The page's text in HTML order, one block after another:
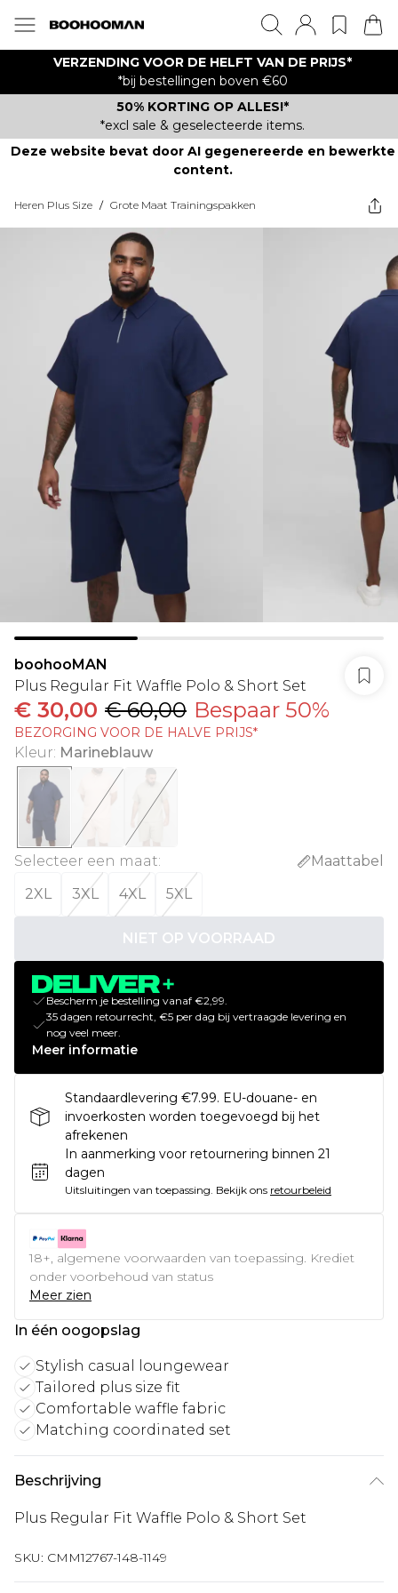
VERZENDING VOOR DE HELFT VAN DE PRIJS*
*bij bestellingen boven €60
50% KORTING OP ALLES!*
*excl sale & geselecteerde items.
Deze website bevat door AI gegenereerde en bewerkte
content.
Heren Plus Size / Grote Maat Trainingspakken
boohooMAN
Plus Regular Fit Waffle Polo & Short Set
€ 30,00 € 60,00 Bespaar 50%
BEZORGING VOOR DE HALVE PRIJS*
Kleur: Marineblauw
Selecteer een maat:
Maattabel
2XL
3XL 4XL 5XL
NIET OP VOORRAAD
Bescherm je bestelling vanaf €2,99.
35 dagen retourrecht, €5 per dag bij vertraagde levering en
nog veel meer.
Meer informatie
Standaardlevering €7.99. EU-douane- en
invoerkosten worden toegevoegd bij het
afrekenen
In aanmerking voor retournering binnen 21
dagen
Uitsluitingen van toepassing. Bekijk ons retourbeleid
18+, algemene voorwaarden van toepassing. Krediet
onder voorbehoud van status
Meer zien
In één oogopslag
Stylish casual loungewear
Tailored plus size fit
Comfortable waffle fabric
Matching coordinated set
Beschrijving
Plus Regular Fit Waffle Polo & Short Set
SKU: CMM12767-148-1149